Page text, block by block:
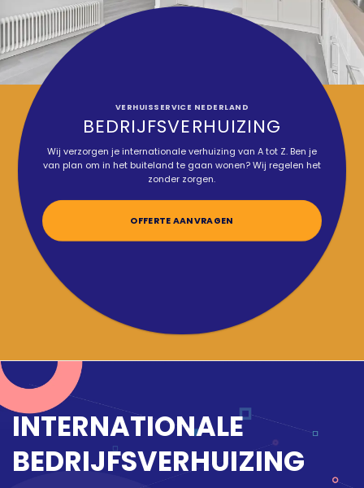
VERHUISSERVICE NEDERLAND
BEDRIJFSVERHUIZING
Wij verzorgen je internationale verhuizing van A tot Z. Ben je
van plan om in het buiteland te gaan wonen? Wij regelen het
zonder zorgen.
OFFERTE AANVRAGEN
INTERNATIONALE
BEDRIJFSVERHUIZING